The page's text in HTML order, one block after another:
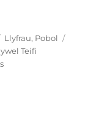
Categorïau
Llyfrau, Pobol
Teifi